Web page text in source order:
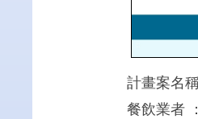
計畫案名
餐飲業者